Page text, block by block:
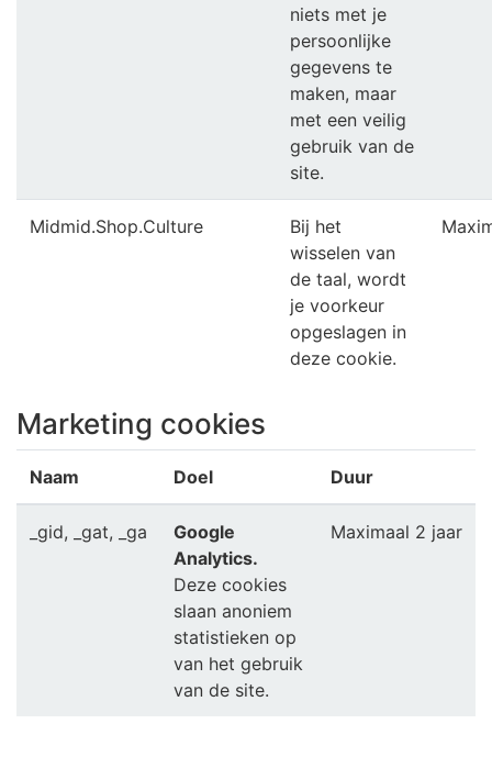
niets met je
persoonlijke
gegevens te
maken, maar
met een veilig
gebruik van de
site.
Midmid.Shop.Culture
Bij het
wisselen van
de taal, wordt
je voorkeur
opgeslagen in
deze cookie.
Marketing cookies
Naam Doel Duur
_gid, _gat, _ga
Google
Analytics.
Deze cookies
slaan anoniem
statistieken op
van het gebruik
van de site.
Maximaal 2 jaar